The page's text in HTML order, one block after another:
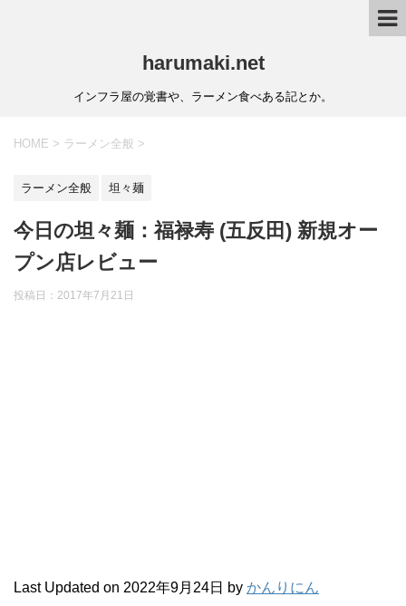
harumaki.net
インフラ屋の覚書や、ラーメン食べある記とか。
HOME > ラーメン全般 >
ラーメン全般 坦々麺
今日の坦々麺：福禄寿 (五反田) 新規オー
プン店レビュー
投稿日：2017年7月21日
Last Updated on 2022年9月24日 by かんりにん